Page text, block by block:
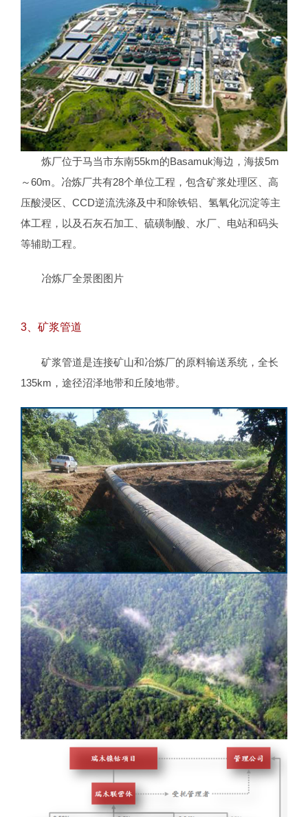
炼厂位于马当市东南55km的Basamuk海边，海拔5m
～60m。冶炼厂共有28个单位工程，包含矿浆处理区、高
压酸浸区、CCD逆流洗涤及中和除铁铝、氢氧化沉淀等主
体工程，以及石灰石加工、硫磺制酸、水厂、电站和码头
等辅助工程。
冶炼厂全景图图片
3、矿浆管道
矿浆管道是连接矿山和冶炼厂的原料输送系统，全长
135km，途径沼泽地带和丘陵地带。